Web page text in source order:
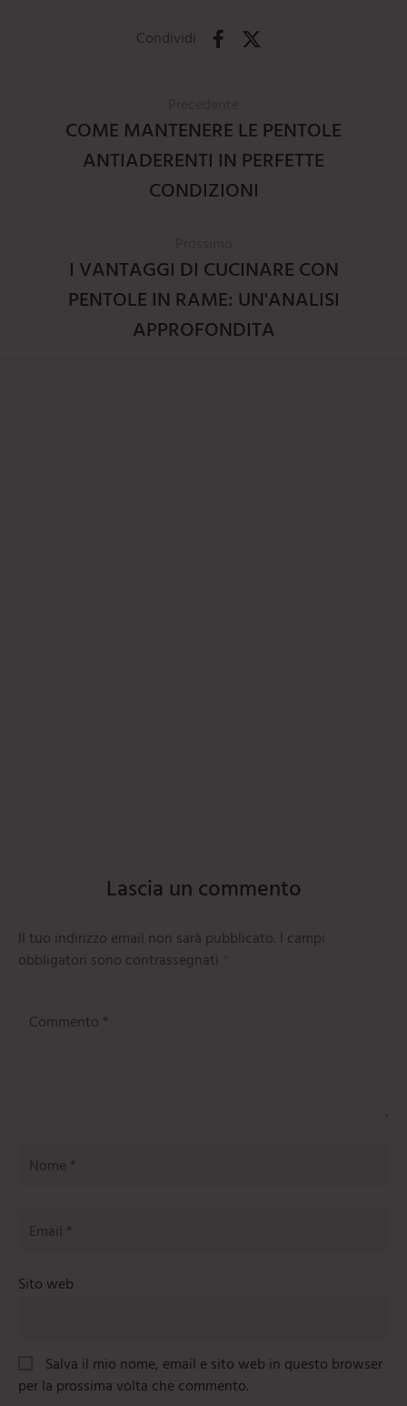
Condividi
COME MANTENERE LE PENTOLE
ANTIADERENTI IN PERFETTE
CONDIZIONI
I VANTAGGI DI CUCINARE CON
PENTOLE IN RAME: UN'ANALISI
APPROFONDITA
Lascia un commento
Il tuo indirizzo email non sarà pubblicato. I campi
obbligatori sono contrassegnati
Commento *
Nome *
Email *
Sito web
Salva il mio nome, email e sito web in questo browser
per la prossima volta che commento.